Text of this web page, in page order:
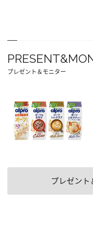
プレゼント＆モニター
プレゼン